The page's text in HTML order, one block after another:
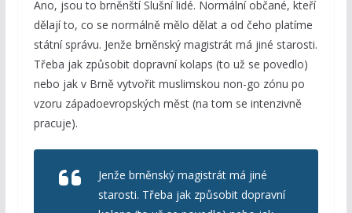
Ano, jsou to brněnští Slušní lidé. Normální občané, kteří
dělají to, co se normálně mělo dělat a od čeho platíme
státní správu. Jenže brněnský magistrát má jiné starosti.
Třeba jak způsobit dopravní kolaps (to už se povedlo)
nebo jak v Brně vytvořit muslimskou non-go zónu po
vzoru západoevropských měst (na tom se intenzivně
pracuje).
Jenže brněnský magistrát má jiné
starosti. Třeba jak způsobit dopravní